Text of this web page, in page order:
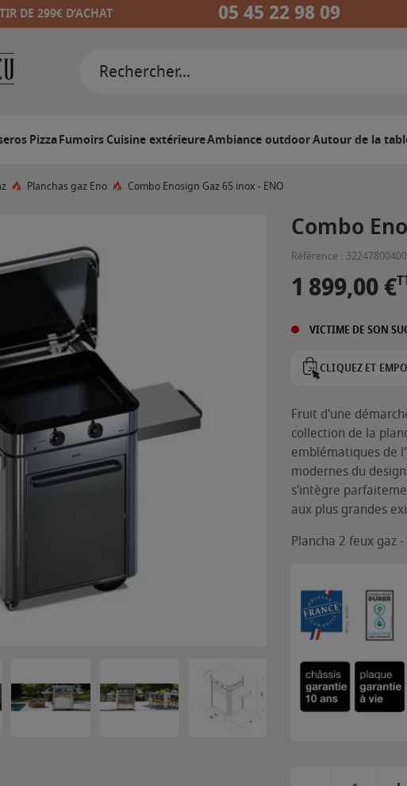
DE 299€ D’ACHAT 05 45 22 98 09
PizzaFumoirsCuisine extérieureAmbiance outdoorAutour de la
Planchas gaz Eno Combo Enosign Gaz 65 inox - ENO
Combo
Référence :
1 899,00 €
VICTIME DE SON
CLIQUEZ ET
Fruit d'une
collection de la
emblématiques de
modernes du
s'intègre
aux plus grandes
Plancha 2 feux gaz